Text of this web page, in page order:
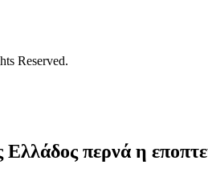
Reserved.
περνά η